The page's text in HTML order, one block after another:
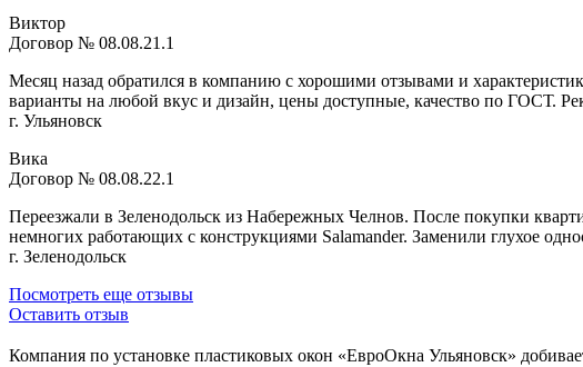
Виктор
Договор № 08.08.21.1
Месяц назад обратился в компанию с хорошими отзывами и
варианты на любой вкус и дизайн, цены доступные, качество по ГОСТ.
г. Ульяновск
Вика
Договор № 08.08.22.1
Переезжали в Зеленодольск из Набережных Челнов. После покупки
немногих работающих с конструкциями Salamander. Заменили глухое
г. Зеленодольск
Посмотреть еще отзывы
Оставить отзыв
Компания по установке пластиковых окон «ЕвроОкна Ульяновск»